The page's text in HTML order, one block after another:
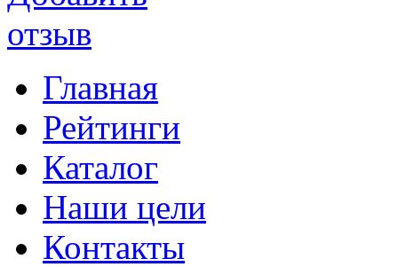
Главная
Рейтинги
Каталог
Наши цели
Контакты